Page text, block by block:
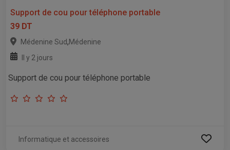
Support de cou pour téléphone portable
39 DT
Médenine Sud,Médenine
Il y 2 jours
Support de cou pour téléphone portable
Informatique et accessoires